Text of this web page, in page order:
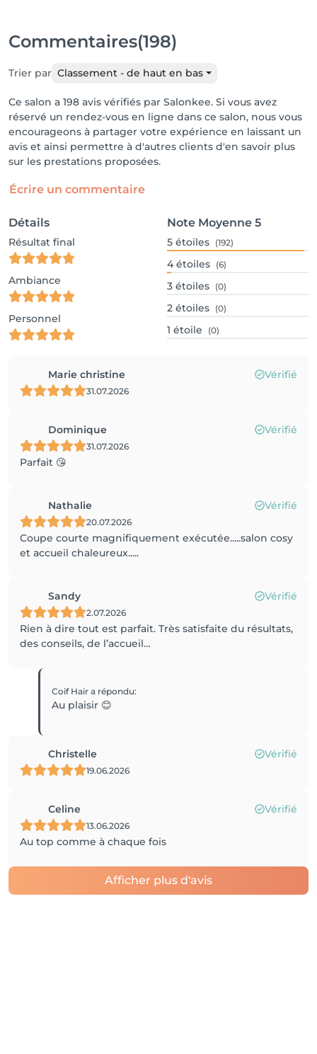
Commentaires(198)
Trier par Classement - de haut en bas
Ce salon a 198 avis vérifiés par Salonkee. Si vous avez
réservé un rendez-vous en ligne dans ce salon, nous vous
encourageons à partager votre expérience en laissant un
avis et ainsi permettre à d'autres clients d'en savoir plus
sur les prestations proposées.
Écrire un commentaire
Détails
Résultat final
Ambiance
Personnel
Note Moyenne 5
5 étoiles (192)
4 étoiles (6)
3 étoiles (0)
2 étoiles (0)
1 étoile (0)
Marie christine Vérifié
31.07.2026
Dominique Vérifié
31.07.2026
Parfait 😘
Nathalie Vérifié
20.07.2026
Coupe courte magnifiquement exécutée.....salon cosy
et accueil chaleureux.....
Sandy Vérifié
2.07.2026
Rien à dire tout est parfait. Très satisfaite du résultats,
des conseils, de l’accueil…
Coif Haira répondu:
Au plaisir 😊
Christelle Vérifié
19.06.2026
Celine Vérifié
13.06.2026
Au top comme à chaque fois
Afficher plus d'avis